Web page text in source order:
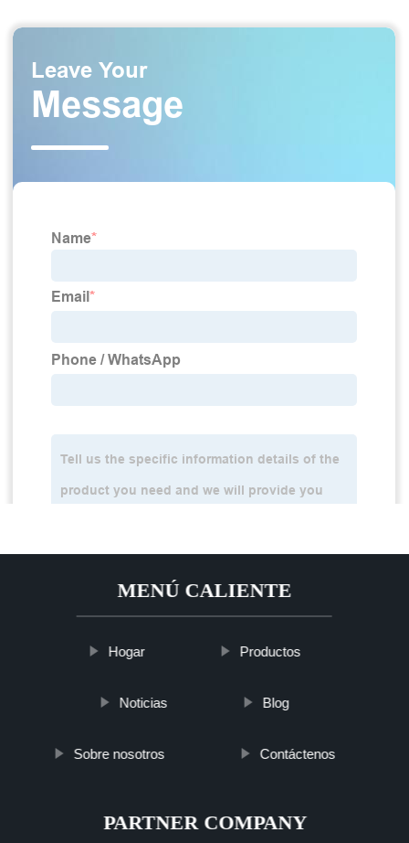
MENÚ CALIENTE
Hogar Productos
Noticias Blog
Sobre nosotros Contáctenos
PARTNER COMPANY